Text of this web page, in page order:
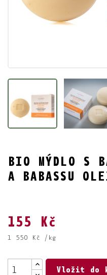
BIO MÝDLO S
A BABASSU
155 Kč
1 550 Kč /kg
Vložit do